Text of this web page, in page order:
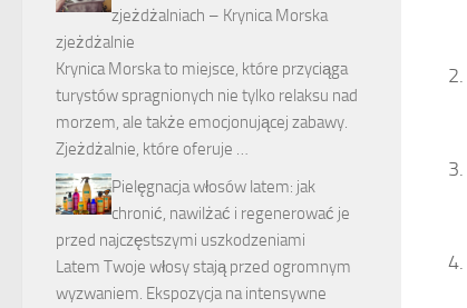
zjeżdżalniach – Krynica Morska
zjeżdżalnie
Krynica Morska to miejsce, które przyciąga
turystów spragnionych nie tylko relaksu nad
morzem, ale także emocjonującej zabawy.
Zjeżdżalnie, które oferuje …
Pielęgnacja włosów latem: jak
chronić, nawilżać i regenerować je
przed najczęstszymi uszkodzeniami
Latem Twoje włosy stają przed ogromnym
wyzwaniem. Ekspozycja na intensywne